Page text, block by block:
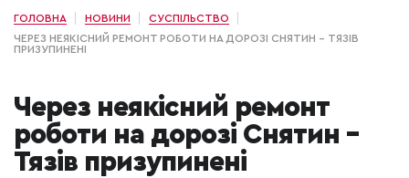
ГОЛОВНА НОВИНИ
СУСПІЛЬСТВО
ЧЕРЕЗ НЕЯКІСНИЙ РЕМОНТ РОБОТИ НА ДОРОЗІ СНЯТИН – ТЯЗІВ
ПРИЗУПИНЕНІ
Через неякісний ремонт
роботи на дорозі Снятин –
Тязів призупинені